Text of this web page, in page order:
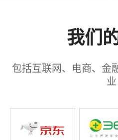
我们
包括互联网、电商、金
业